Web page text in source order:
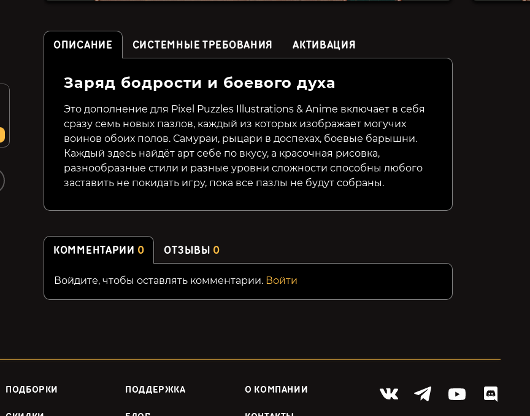
81%
Helheim Hassle
79₽ 89%
Claws & Feathers 3
59₽ 77% 299₽
ОПИСАНИЕ СИСТЕМНЫЕ ТРЕБОВАНИЯ АКТИВАЦИЯ
Заряд бодрости и боевого духа
Это дополнение для Pixel Puzzles Illustrations & Anime включает в себя
сразу семь новых пазлов, каждый из которых изображает могучих
воинов обоих полов. Самураи, рыцари в доспехах, боевые барышни.
Каждый здесь найдёт арт себе по вкусу, а красочная рисовка,
разнообразные стили и разные уровни сложности способны любого
заставить не покидать игру, пока все пазлы не будут собраны.
КОММЕНТАРИИ 0 ОТЗЫВЫ 0
Войдите, чтобы оставлять комментарии. Войти
ПОДБОРКИ ПОДДЕРЖКА О КОМПАНИИ